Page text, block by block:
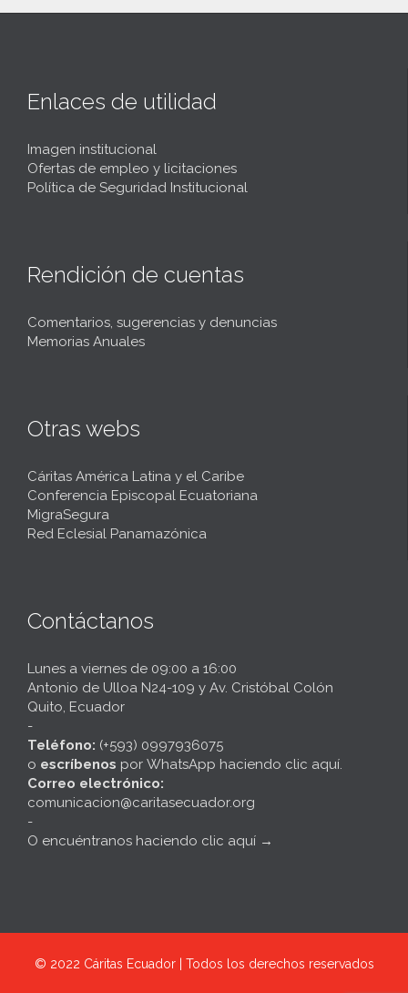
Enlaces de utilidad
Imagen institucional
Ofertas de empleo y licitaciones
Política de Seguridad Institucional
Rendición de cuentas
Comentarios, sugerencias y denuncias
Memorias Anuales
Otras webs
Cáritas América Latina y el Caribe
Conferencia Episcopal Ecuatoriana
MigraSegura
Red Eclesial Panamazónica
Contáctanos
Lunes a viernes de 09:00 a 16:00
Antonio de Ulloa N24-109 y Av. Cristóbal Colón
Quito, Ecuador
-
Teléfono: (+593) 0997936075
o escríbenos por WhatsApp haciendo clic aquí.
Correo electrónico:
comunicacion@caritasecuador.org
-
O encuéntranos haciendo clic aquí →
© 2022 Cáritas Ecuador | Todos los derechos reservados